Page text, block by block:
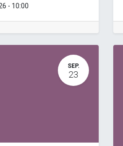
- 10:00
SEP.
23